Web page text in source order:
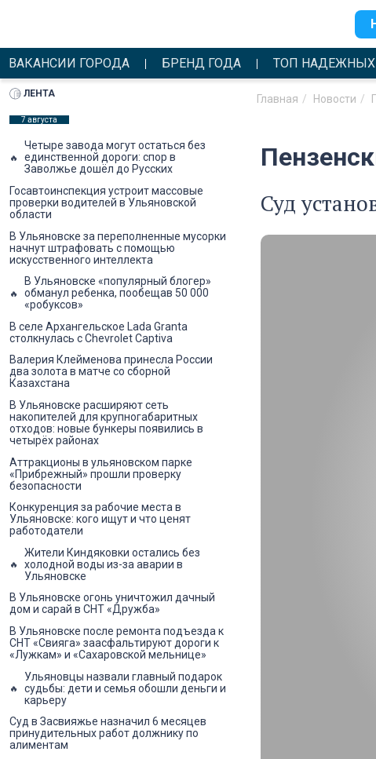
ВАКАНСИИ ГОРОДА БРЕНД ГОДА ТОП
Главная Новости
Суд
ЛЕНТА
7 августа
Четыре завода могут остаться без
единственной дороги: спор в
Заволжье дошёл до Русских
Госавтоинспекция устроит массовые
проверки водителей в Ульяновской
области
В Ульяновске за переполненные мусорки
начнут штрафовать с помощью
искусственного интеллекта
В Ульяновске «популярный блогер»
обманул ребенка, пообещав 50 000
«робуксов»
В селе Архангельское Lada Granta
столкнулась с Chevrolet Captiva
Валерия Клейменова принесла России
два золота в матче со сборной
Казахстана
В Ульяновске расширяют сеть
накопителей для крупногабаритных
отходов: новые бункеры появились в
четырёх районах
Аттракционы в ульяновском парке
«Прибрежный» прошли проверку
безопасности
Конкуренция за рабочие места в
Ульяновске: кого ищут и что ценят
работодатели
Жители Киндяковки остались без
холодной воды из-за аварии в
Ульяновске
В Ульяновске огонь уничтожил дачный
дом и сарай в СНТ «Дружба»
В Ульяновске после ремонта подъезда к
СНТ «Свияга» заасфальтируют дороги к
«Лужкам» и «Сахаровской мельнице»
Ульяновцы назвали главный подарок
судьбы: дети и семья обошли деньги и
карьеру
Суд в Засвияжье назначил 6 месяцев
принудительных работ должнику по
алиментам